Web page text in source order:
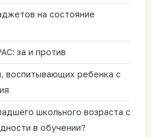
на состояние
за и против
воспитывающих ребенка с
школьного возраста с
в обучении?